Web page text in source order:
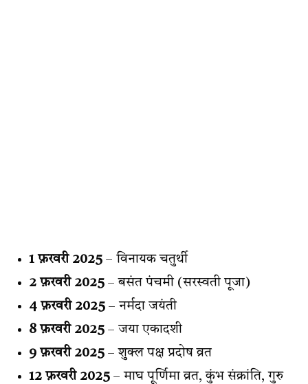
1 फ़रवरी 2025 – विनायक चतुर्थी
2 फ़रवरी 2025 – बसंत पंचमी (सरस्वती पूजा)
4 फ़रवरी 2025 – नर्मदा जयंती
8 फ़रवरी 2025 – जया एकादशी
9 फ़रवरी 2025 – शुक्ल पक्ष प्रदोष व्रत
12 फ़रवरी 2025 – माघ पूर्णिमा व्रत, कुंभ संक्रांति, गुरु